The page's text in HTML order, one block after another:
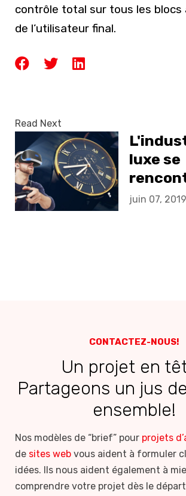
contrôle total sur tous les blocs
de l’utilisateur final.
Read Next
luxe se
la VR
juin 07, 2019
CONTACTEZ-NOUS!
Un projet en
Partageons un jus
ensemble!
Nos modèles de “brief” pour projets
de sites web vous aident à formuler
idées. Ils nous aident également à
comprendre votre projet dès le